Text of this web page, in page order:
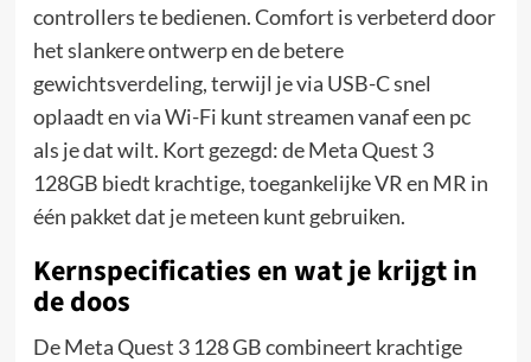
controllers te bedienen. Comfort is verbeterd door
het slankere ontwerp en de betere
gewichtsverdeling, terwijl je via USB-C snel
oplaadt en via Wi-Fi kunt streamen vanaf een pc
als je dat wilt. Kort gezegd: de Meta Quest 3
128GB biedt krachtige, toegankelijke VR en MR in
één pakket dat je meteen kunt gebruiken.
Kernspecificaties en wat je krijgt in
de doos
De Meta Quest 3 128 GB combineert krachtige